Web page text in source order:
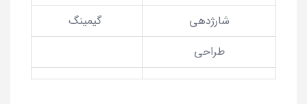
شارژدهی
گیمینگ
طراحی